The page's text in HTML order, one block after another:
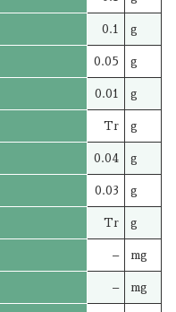
0.1 g
0.05 g
0.01 g
Tr g
0.04 g
0.03 g
Tr g
– mg
– mg